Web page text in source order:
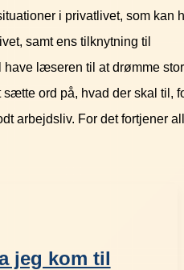
i privatlivet, som kan
samt ens tilknytning til
have læseren til at drømme
ord på, hvad der skal til,
arbejdsliv. For det fortjener
jeg kom til